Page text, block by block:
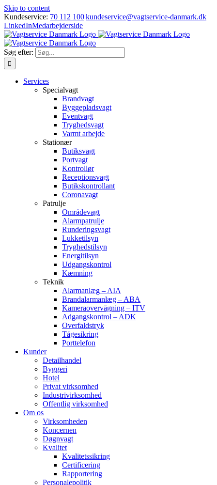
Skip to content
Kundeservice: 70 112 100|kundeservice@vagtservice-danmark.dk
LinkedInMedarbejderside
Søg efter:
Services
Specialvagt
Brandvagt
Byggepladsvagt
Eventvagt
Tryghedsvagt
Varmt arbejde
Stationær
Butiksvagt
Portvagt
Kontrollør
Receptionsvagt
Butikskontrollant
Coronavagt
Patrulje
Områdevagt
Alarmpatrulje
Runderingsvagt
Lukketilsyn
Tryghedstilsyn
Energitilsyn
Udgangskontrol
Kæmning
Teknik
Alarmanlæg – AIA
Brandalarmanlæg – ABA
Kameraovervågning – ITV
Adgangskontrol – ADK
Overfaldstryk
Tågesikring
Porttelefon
Kunder
Detailhandel
Byggeri
Hotel
Privat virksomhed
Industrivirksomhed
Offentlig virksomhed
Om os
Virksomheden
Koncernen
Døgnvagt
Kvalitet
Kvalitetssikring
Certificering
Rapportering
Personalepolitik